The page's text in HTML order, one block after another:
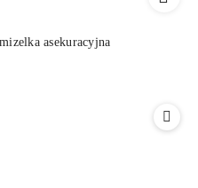
asekuracyjna